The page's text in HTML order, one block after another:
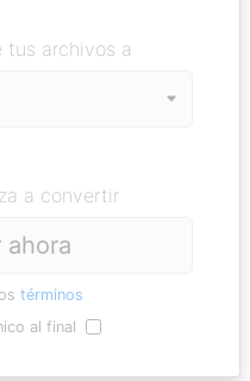
tus archivos a
a convertir
términos
al final